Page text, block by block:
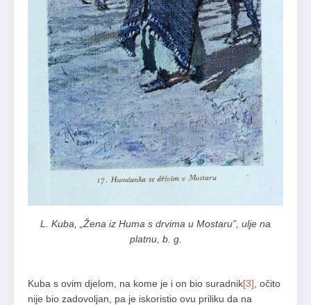
L. Kuba, „Žena iz Huma s drvima u Mostaru”, ulje na
platnu, b. g.
Kuba s ovim djelom, na kome je i on bio suradnik[3] , očito
nije bio zadovoljan, pa je iskoristio ovu priliku da na